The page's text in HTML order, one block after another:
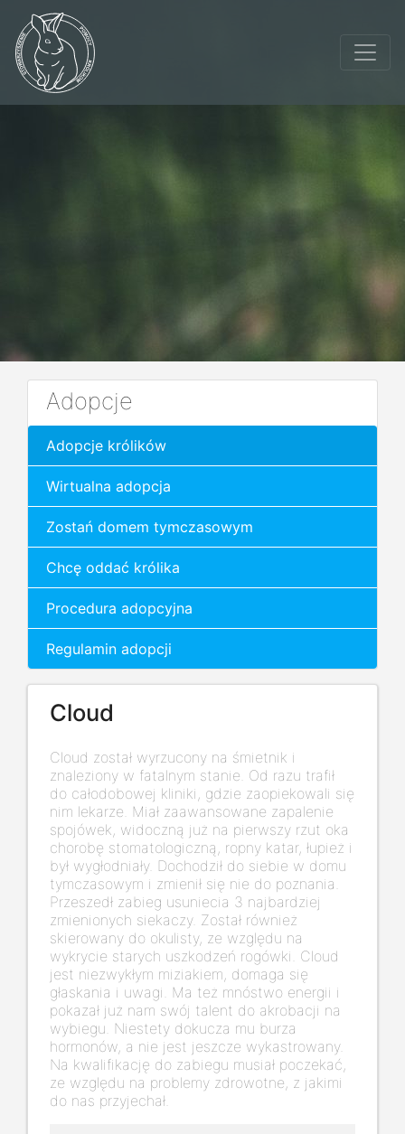
Adopcje
Adopcje królików
Wirtualna adopcja
Zostań domem tymczasowym
Chcę oddać królika
Procedura adopcyjna
Regulamin adopcji
Cloud
Cloud został wyrzucony na śmietnik i
znaleziony w fatalnym stanie. Od razu trafił
do całodobowej kliniki, gdzie zaopiekowali się
nim lekarze. Miał zaawansowane zapalenie
spojówek, widoczną już na pierwszy rzut oka
chorobę stomatologiczną, ropny katar, łupież i
był wygłodniały. Dochodził do siebie w domu
tymczasowym i zmienił się nie do poznania.
Przeszedł zabieg usuniecia 3 najbardziej
zmienionych siekaczy. Został również
skierowany do okulisty, ze względu na
wykrycie starych uszkodzeń rogówki. Cloud
jest niezwykłym miziakiem, domaga się
głaskania i uwagi. Ma też mnóstwo energii i
pokazał już nam swój talent do akrobacji na
wybiegu. Niestety dokucza mu burza
hormonów, a nie jest jeszcze wykastrowany.
Na kwalifikację do zabiegu musiał poczekać,
ze względu na problemy zdrowotne, z jakimi
do nas przyjechał.